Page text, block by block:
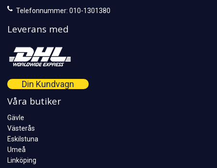
Telefonnummer: 010-1301380
Leverans med
Din Kundvagn
Våra butiker
Gävle
Västerås
Eskilstuna
Umeå
Linköping